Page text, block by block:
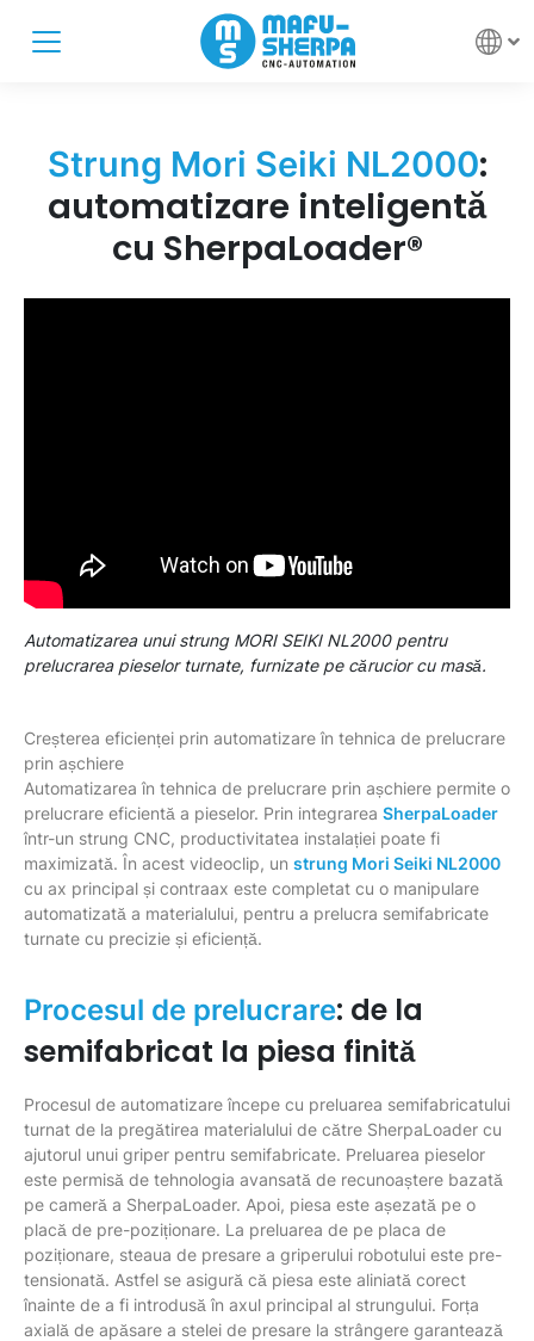
Strung Mori Seiki NL2000:
automatizare inteligentă
cu SherpaLoader®
Automatizarea unui strung MORI SEIKI NL2000 pentru
prelucrarea pieselor turnate, furnizate pe cărucior cu masă.
Creșterea eficienței prin automatizare în tehnica de prelucrare
prin așchiere
Automatizarea în tehnica de prelucrare prin așchiere permite o
prelucrare eficientă a pieselor. Prin integrarea SherpaLoader
într-un strung CNC, productivitatea instalației poate fi
maximizată. În acest videoclip, un strung Mori Seiki NL2000
cu ax principal și contraax este completat cu o manipulare
automatizată a materialului, pentru a prelucra semifabricate
turnate cu precizie și eficiență.
Procesul de prelucrare: de la
semifabricat la piesa finită
Procesul de automatizare începe cu preluarea semifabricatului
turnat de la pregătirea materialului de către SherpaLoader cu
ajutorul unui griper pentru semifabricate. Preluarea pieselor
este permisă de tehnologia avansată de recunoaștere bazată
pe cameră a SherpaLoader. Apoi, piesa este așezată pe o
placă de pre-poziționare. La preluarea de pe placa de
poziționare, steaua de presare a griperului robotului este pre-
tensionată. Astfel se asigură că piesa este aliniată corect
înainte de a fi introdusă în axul principal al strungului. Forța
axială de apăsare a stelei de presare la strângere garantează